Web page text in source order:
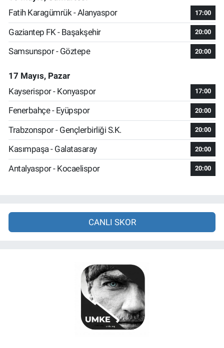
Fatih Karagümrük - Alanyaspor
17:00
Gaziantep FK - Başakşehir 20:00
Samsunspor - Göztepe 20:00
17 Mayıs, Pazar
Kayserispor - Konyaspor
17:00
Fenerbahçe - Eyüpspor 20:00
Trabzonspor - Gençlerbirliği S.K. 20:00
Kasımpaşa - Galatasaray 20:00
Antalyaspor - Kocaelispor 20:00
CANLI SKOR